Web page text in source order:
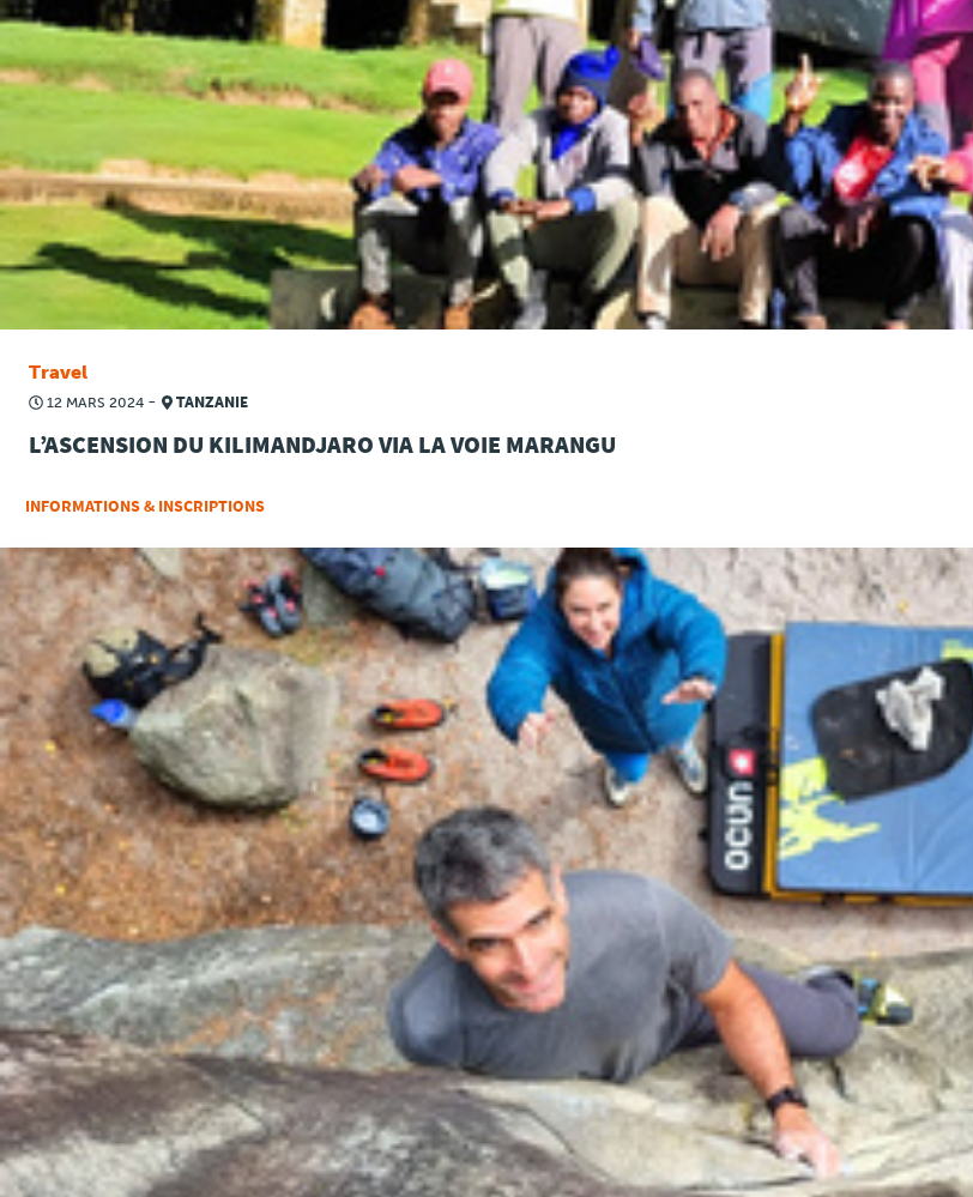
Travel
12 MARS 2024 - TANZANIE
L’ASCENSION DU KILIMANDJARO VIA LA VOIE MARANGU
INFORMATIONS & INSCRIPTIONS